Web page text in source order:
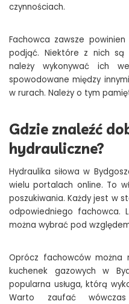
czynnościach.
Fachowca zawsze
podjąć. Niektóre z nich są
należy wykonywać ich
spowodowane między
w rurach. Należy o tym
Gdzie znaleźć
hydrauliczne?
Hydraulika siłowa w
wielu portalach online. To
poszukiwania. Każdy jest w
odpowiedniego fachowca.
można wybrać pod
Oprócz fachowców można
kuchenek gazowych w
popularna usługa, którą
Warto zaufać